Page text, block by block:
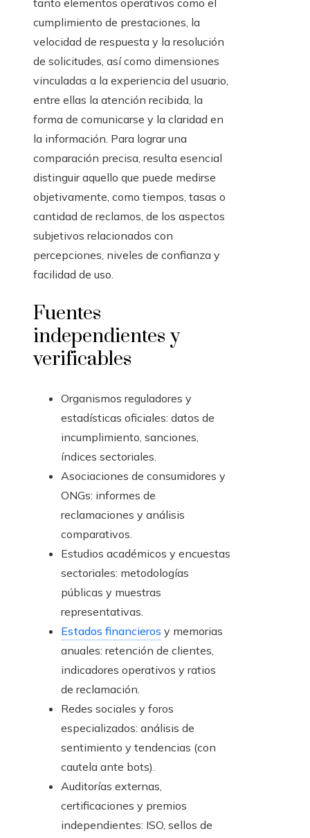
tanto elementos operativos como el
cumplimiento de prestaciones, la
velocidad de respuesta y la resolución
de solicitudes, así como dimensiones
vinculadas a la experiencia del usuario,
entre ellas la atención recibida, la
forma de comunicarse y la claridad en
la información. Para lograr una
comparación precisa, resulta esencial
distinguir aquello que puede medirse
objetivamente, como tiempos, tasas o
cantidad de reclamos, de los aspectos
subjetivos relacionados con
percepciones, niveles de confianza y
facilidad de uso.
Fuentes
independientes y
verificables
Organismos reguladores y
estadísticas oficiales: datos de
incumplimiento, sanciones,
índices sectoriales.
Asociaciones de consumidores y
ONGs: informes de
reclamaciones y análisis
comparativos.
Estudios académicos y encuestas
sectoriales: metodologías
públicas y muestras
representativas.
Estados financieros y memorias
anuales: retención de clientes,
indicadores operativos y ratios
de reclamación.
Redes sociales y foros
especializados: análisis de
sentimiento y tendencias (con
cautela ante bots).
Auditorías externas,
certificaciones y premios
independientes: ISO, sellos de